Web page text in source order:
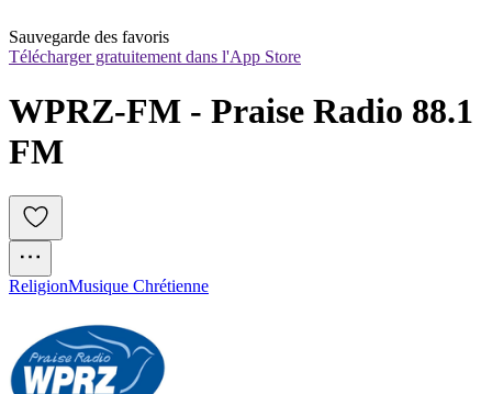
Sauvegarde des favoris
Télécharger gratuitement dans l'App Store
WPRZ-FM - Praise Radio 88.1
FM
ReligionMusique Chrétienne